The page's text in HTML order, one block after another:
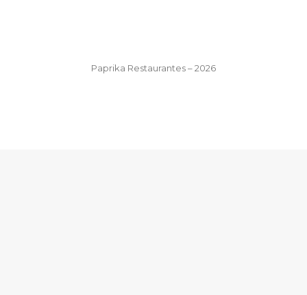
Paprika Restaurantes – 2026